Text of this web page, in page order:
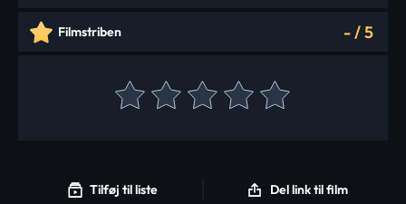
Filmstriben -/5
Tilføj til liste Del link til film